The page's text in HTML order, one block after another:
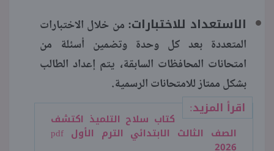
الاستعداد للاختبارات: من خلال الاختبارات
المتعددة بعد كل وحدة وتضمين أسئلة من
امتحانات المحافظات السابقة، يتم إعداد الطالب
بشكل ممتاز للامتحانات الرسمية.
اقرأ المزيد:
كتاب سلاح التلميذ اكتشف
الصف الثالث الابتدائي الترم الأول pdf
2026